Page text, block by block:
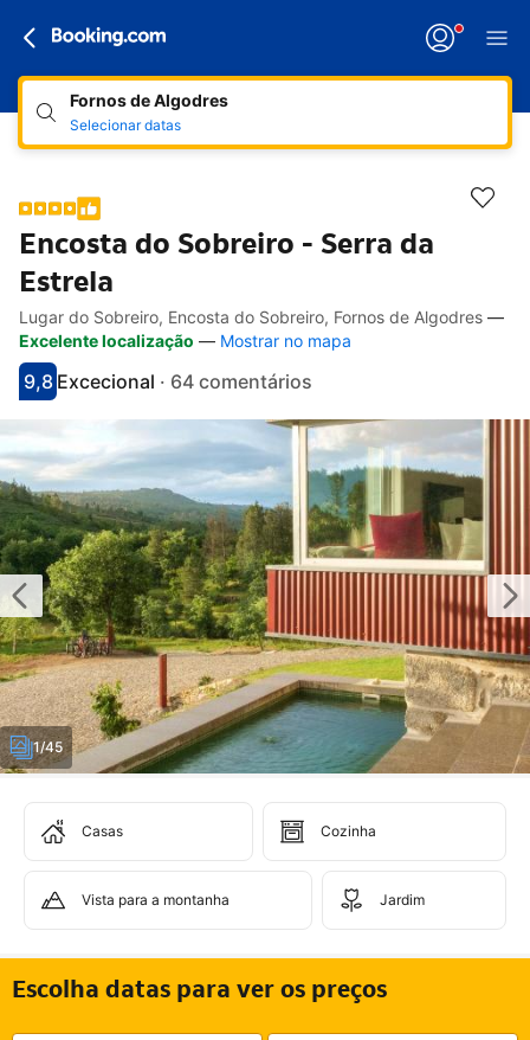
Fornos de Algodres
Selecionar datas
Encosta do Sobreiro - Serra da
Estrela
Hiperligações de acessibilidade
Ir para a descrição
Ir para as comodidades
Ir para os quartos
Ir para as condições
Lugar do Sobreiro, Encosta do Sobreiro, Fornos de Algodres —
Excelente localização — Mostrar no mapa
Pontuado com 9.8
9,8
Avaliado como excecional
Excecional · 64 comentários
1/45
Casas Cozinha
Vista para a montanha Jardim
Escolha datas para ver os preços